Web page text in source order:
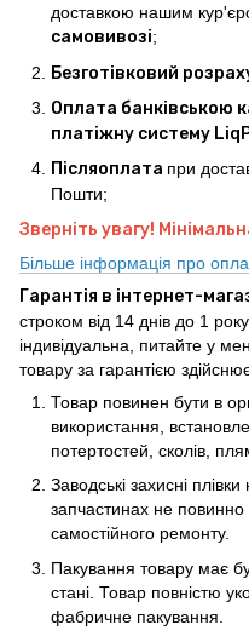
доставкою нашим
самовивозі;
Безготівковий
Оплата банківською
платіжну систему
Післяоплата при
Пошти;
Зверніть увагу!
Більше інформація про
Гарантія в інтернет-
строком від 14 днів до 1
індивідуальна, питайте у
товару за гарантією
Товар повинен бути в
використання,
потертостей, сколів,
Заводські захисні
запчастинах не повинно
самостійного ремонту.
Пакування товару має
стані. Товар повністю
фабричне пакування.